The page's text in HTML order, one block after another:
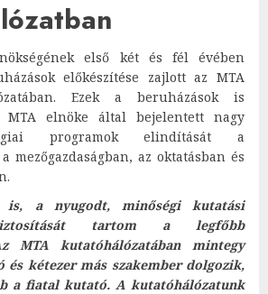
első két és fél évében
előkészítése zajlott az MTA
Ezek a beruházások is
MTA elnöke által bejelentett nagy
programok elindítását a
mezőgazdaságban, az oktatásban és
is, a nyugodt, minőségi kutatási
tartom a legfőbb
MTA kutatóhálózatában mintegy
és kétezer más szakember dolgozik,
a fiatal kutató. A kutatóhálózatunk